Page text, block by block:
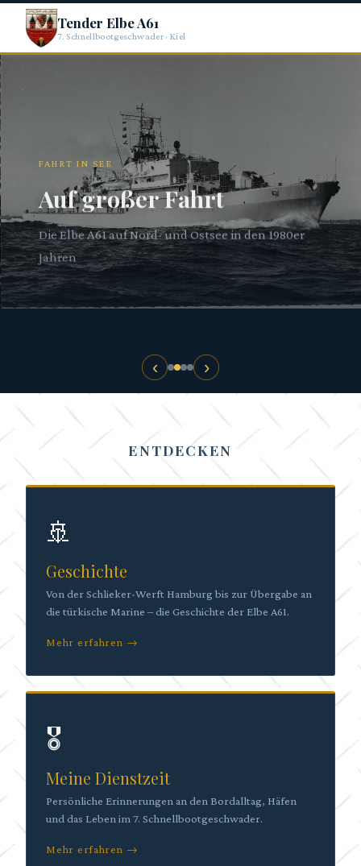
Tender Elbe A61
7. Schnellbootgeschwader · Kiel
Erinnerungen an meine Dienstzeit beim 7.
Schnellbootgeschwader
FAHRT IN SEE
Auf großer Fahrt
Die Elbe A61 auf Nord- und Ostsee in den 1980er
Jahren
‹ ›
ENTDECKEN
🚢
Geschichte
Von der Schlieker-Werft Hamburg bis zur Übergabe an
die türkische Marine – die Geschichte der Elbe A61.
Mehr erfahren →
🎖
Meine Dienstzeit
Persönliche Erinnerungen an den Bordalltag, Häfen
und das Leben im 7. Schnellbootgeschwader.
Mehr erfahren →